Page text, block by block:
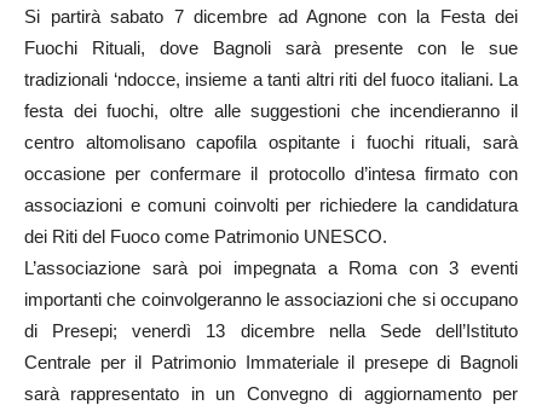
Si partirà sabato 7 dicembre ad Agnone con la Festa dei
Fuochi Rituali, dove Bagnoli sarà presente con le sue
tradizionali ‘ndocce, insieme a tanti altri riti del fuoco italiani. La
festa dei fuochi, oltre alle suggestioni che incendieranno il
centro altomolisano capofila ospitante i fuochi rituali, sarà
occasione per confermare il protocollo d’intesa firmato con
associazioni e comuni coinvolti per richiedere la candidatura
dei Riti del Fuoco come Patrimonio UNESCO.
L’associazione sarà poi impegnata a Roma con 3 eventi
importanti che coinvolgeranno le associazioni che si occupano
di Presepi; venerdì 13 dicembre nella Sede dell’Istituto
Centrale per il Patrimonio Immateriale il presepe di Bagnoli
sarà rappresentato in un Convegno di aggiornamento per